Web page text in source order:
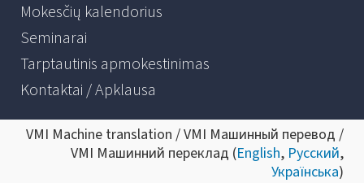
Mokesčių kalendorius
Seminarai
Tarptautinis apmokestinimas
Kontaktai / Apklausa
VMI Machine translation / VMI Машинный перевод /
VMI Машинний переклад (English, Русский,
Українська)